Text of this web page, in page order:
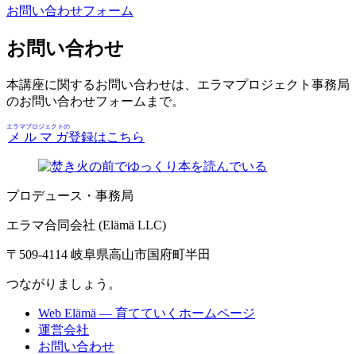
お問い合わせフォーム
お問い合わせ
本講座に関するお問い合わせは、エラマプロジェクト事務局
のお問い合わせフォームまで。
メルマガ
エラマプロジェクトの
登録はこちら
プロデュース・事務局
エラマ合同会社 (Elämä LLC)
〒509-4114 岐阜県高山市国府町半田
つながりましょう。
Web Elämä — 育てていくホームページ
運営会社
お問い合わせ